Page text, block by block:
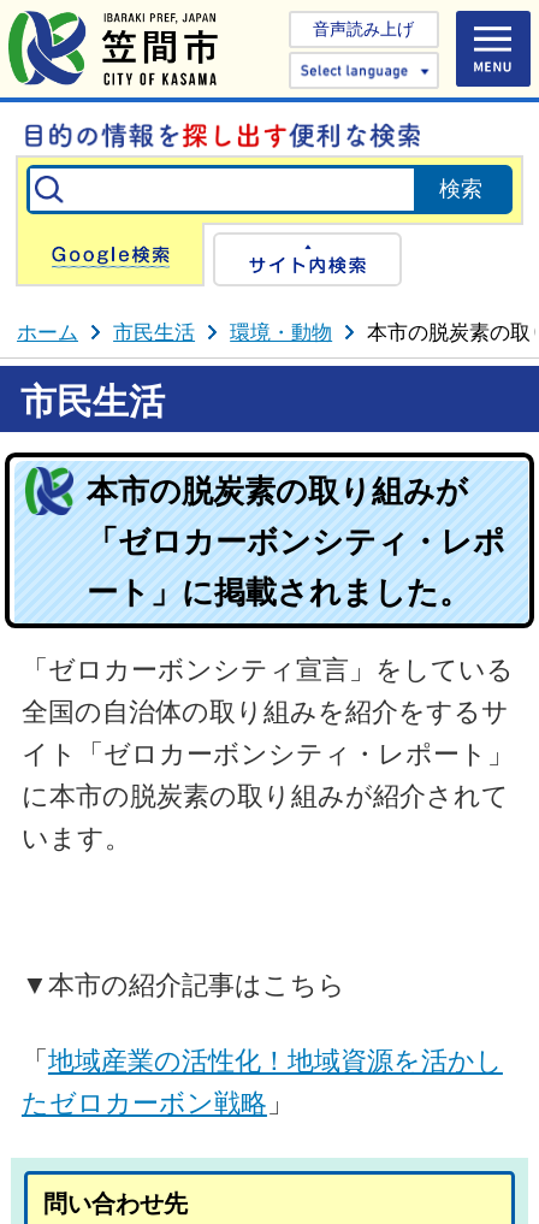
音声読み上げ
Select
Google検索
ホーム 市民生活 環境・動物 本市の脱炭素の取
市民生活
本市の脱炭素の取り組みが
「ゼロカーボンシティ・レポ
ート」に掲載されました。
「ゼロカーボンシティ宣言」をしている
全国の自治体の取り組みを紹介をするサ
イト「ゼロカーボンシティ・レポート」
に本市の脱炭素の取り組みが紹介されて
います。
▼本市の紹介記事はこちら
「 地域産業の活性化！地域資源を活かし
たゼロカーボン戦略 」
問い合わせ先